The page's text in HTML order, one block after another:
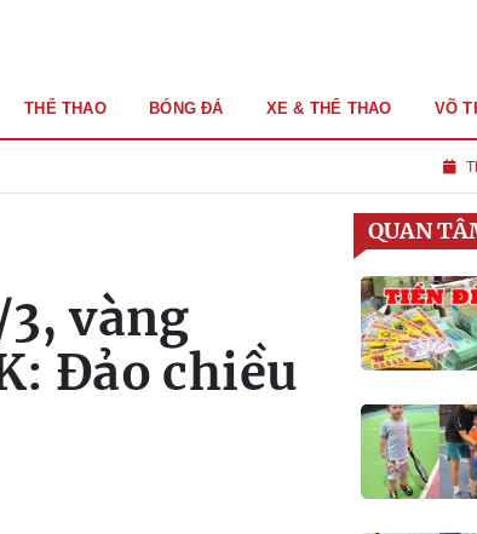
THỂ THAO BÓNG ĐÁ XE & THỂ THAO VÕ
vàng
Đảo chiều
QUAN